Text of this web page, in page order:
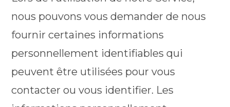
nous pouvons vous demander de nous
fournir certaines informations
personnellement identifiables qui
peuvent être utilisées pour vous
contacter ou vous identifier. Les